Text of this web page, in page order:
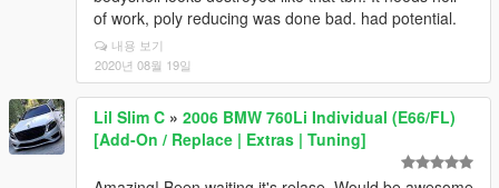
of work, poly reducing was done bad. had potential.
내용 보기
2020년 08월 19일
Lil Slim C » 2006 BMW 760Li Individual (E66/FL)
[Add-On / Replace | Extras | Tuning]